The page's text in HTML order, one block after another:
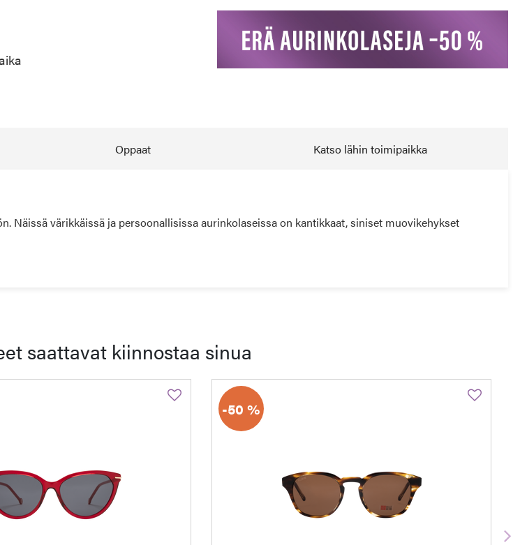
Oppaat Katso lähin toimipaikka
Näissä värikkäissä ja persoonallisissa aurinkolaseissa on kantikkaat, siniset muovikehykset
saattavat kiinnostaa sinua
-50 %